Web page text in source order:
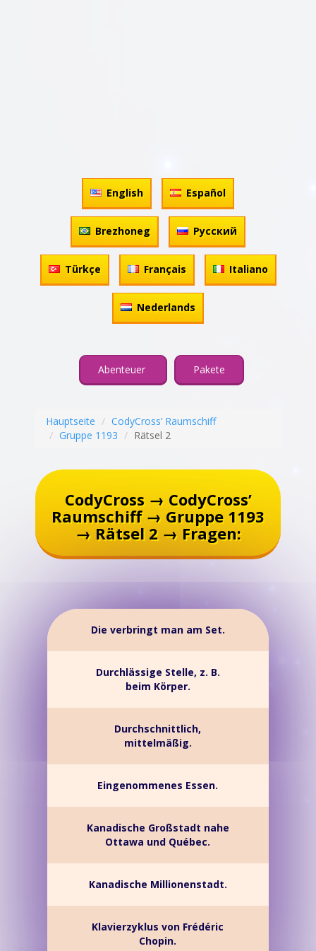
English Español
Brezhoneg Русский
Türkçe Français Italiano
Nederlands
Abenteuer Pakete
Hauptseite
CodyCross’ Raumschiff
Gruppe 1193
Rätsel 2
CodyCross → CodyCross’
Raumschiff → Gruppe 1193
→ Rätsel 2 → Fragen:
Die verbringt man am Set.
Durchlässige Stelle, z. B.
beim Körper.
Durchschnittlich,
mittelmäßig.
Eingenommenes Essen.
Kanadische Großstadt nahe
Ottawa und Québec.
Kanadische Millionenstadt.
Klavierzyklus von Frédéric
Chopin.